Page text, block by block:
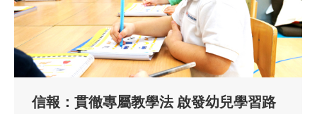
信報：貫徹專屬教學法 啟發幼兒學習路